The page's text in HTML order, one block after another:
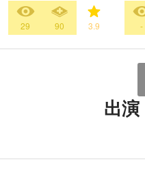
29 90 3.9 -
出演